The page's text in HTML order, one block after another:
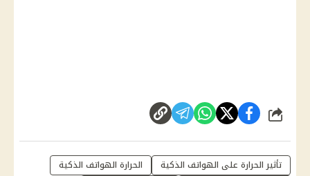
شارك
تأثير الحرارة على الهواتف الذكية
الحرارة الهواتف الذكية